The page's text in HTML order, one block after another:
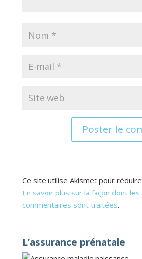
Ce site utilise Akismet pour
En savoir plus sur la façon dont
commentaires sont traitées.
L’assurance prénatale